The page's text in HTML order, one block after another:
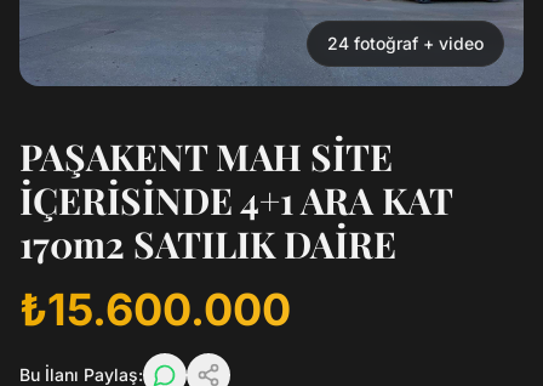
24 fotoğraf + video
PAŞAKENT MAH SİTE
İÇERİSİNDE 4+1 ARA KAT
170m2 SATILIK DAİRE
₺15.600.000
Bu İlanı Paylaş: